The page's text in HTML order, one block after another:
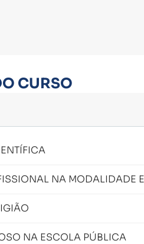
CURSO
NA MODALIDADE
NA ESCOLA PÚBLICA